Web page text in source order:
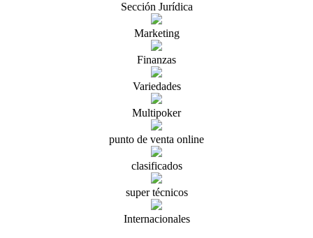
Sección Jurídica
Marketing
Finanzas
Variedades
Multipoker
punto de venta online
clasificados
super técnicos
Internacionales